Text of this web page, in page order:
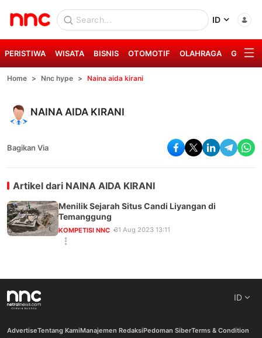
ID
PERISTIWA WISATA BISNIS OTOMOTIF OLAHRAGA GAYA
Home Nnc hype Naina aida kirani
NAINA AIDA KIRANI
Bagikan Via
Artikel dari NAINA AIDA KIRANI
Menilik Sejarah Situs Candi Liyangan di
Temanggung
KOMPETISI NNC 31 Aug 2023 13:11
ID
AdvertiseTentang KamiManajemen RedaksiPedoman SiberTerms & Condition